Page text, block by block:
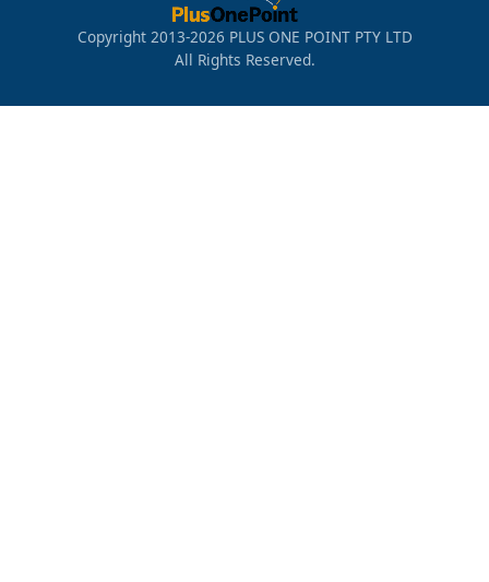
Copyright 2013-2026 PLUS ONE POINT PTY LTD
All Rights Reserved.